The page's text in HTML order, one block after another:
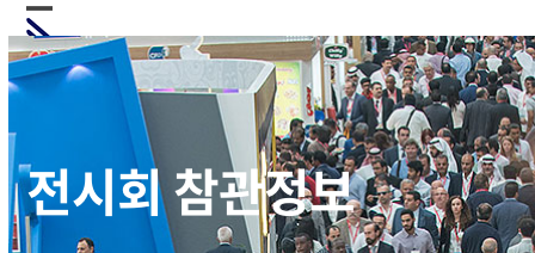
Skip
to
content
Open
mobile
Close
mobile
전시회 참관정보